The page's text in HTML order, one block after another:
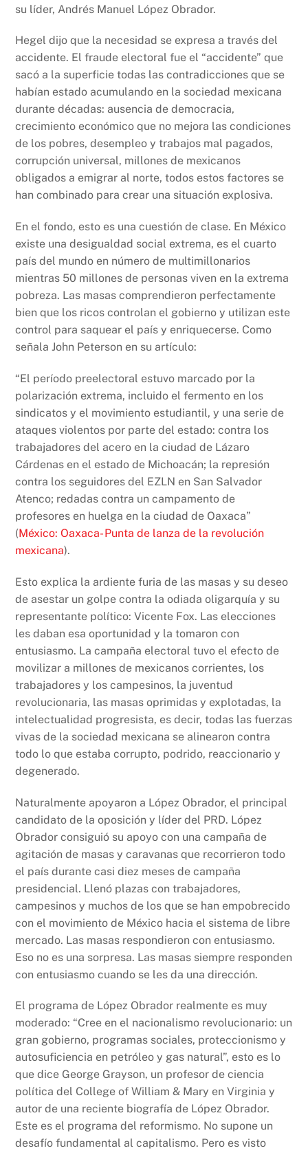
su líder, Andrés Manuel López Obrador.
Hegel dijo que la necesidad se expresa a través del
accidente. El fraude electoral fue el “accidente” que
sacó a la superficie todas las contradicciones que se
habían estado acumulando en la sociedad mexicana
durante décadas: ausencia de democracia,
crecimiento económico que no mejora las condiciones
de los pobres, desempleo y trabajos mal pagados,
corrupción universal, millones de mexicanos
obligados a emigrar al norte, todos estos factores se
han combinado para crear una situación explosiva.
En el fondo, esto es una cuestión de clase. En México
existe una desigualdad social extrema, es el cuarto
país del mundo en número de multimillonarios
mientras 50 millones de personas viven en la extrema
pobreza. Las masas comprendieron perfectamente
bien que los ricos controlan el gobierno y utilizan este
control para saquear el país y enriquecerse. Como
señala John Peterson en su artículo:
“El período preelectoral estuvo marcado por la
polarización extrema, incluido el fermento en los
sindicatos y el movimiento estudiantil, y una serie de
ataques violentos por parte del estado: contra los
trabajadores del acero en la ciudad de Lázaro
Cárdenas en el estado de Michoacán; la represión
contra los seguidores del EZLN en San Salvador
Atenco; redadas contra un campamento de
profesores en huelga en la ciudad de Oaxaca”
(México: Oaxaca- Punta de lanza de la revolución
mexicana).
Esto explica la ardiente furia de las masas y su deseo
de asestar un golpe contra la odiada oligarquía y su
representante político: Vicente Fox. Las elecciones
les daban esa oportunidad y la tomaron con
entusiasmo. La campaña electoral tuvo el efecto de
movilizar a millones de mexicanos corrientes, los
trabajadores y los campesinos, la juventud
revolucionaria, las masas oprimidas y explotadas, la
intelectualidad progresista, es decir, todas las fuerzas
vivas de la sociedad mexicana se alinearon contra
todo lo que estaba corrupto, podrido, reaccionario y
degenerado.
Naturalmente apoyaron a López Obrador, el principal
candidato de la oposición y líder del PRD. López
Obrador consiguió su apoyo con una campaña de
agitación de masas y caravanas que recorrieron todo
el país durante casi diez meses de campaña
presidencial. Llenó plazas con trabajadores,
campesinos y muchos de los que se han empobrecido
con el movimiento de México hacia el sistema de libre
mercado. Las masas respondieron con entusiasmo.
Eso no es una sorpresa. Las masas siempre responden
con entusiasmo cuando se les da una dirección.
El programa de López Obrador realmente es muy
moderado: “Cree en el nacionalismo revolucionario: un
gran gobierno, programas sociales, proteccionismo y
autosuficiencia en petróleo y gas natural”, esto es lo
que dice George Grayson, un profesor de ciencia
política del College of William & Mary en Virginia y
autor de una reciente biografía de López Obrador.
Este es el programa del reformismo. No supone un
desafío fundamental al capitalismo. Pero es visto